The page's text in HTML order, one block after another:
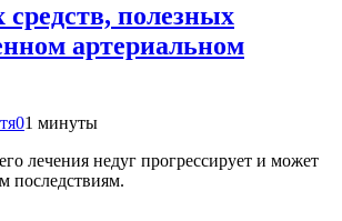
средств, полезных
артериальном
01 минуты
лечения недуг прогрессирует и может
последствиям.